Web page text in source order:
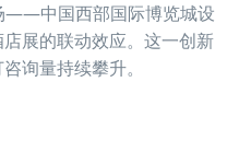
——中国西部国际博览城设
展的联动效应。这一创新
询量持续攀升。